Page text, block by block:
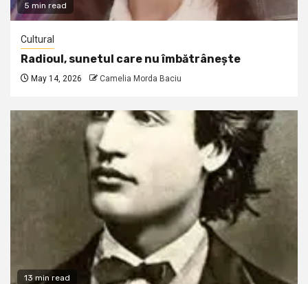
5 min read
Cultural
Radioul, sunetul care nu îmbătrânește
May 14, 2026 Camelia Morda Baciu
13 min read